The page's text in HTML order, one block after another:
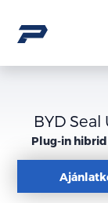
BYD Seal
Plug-in